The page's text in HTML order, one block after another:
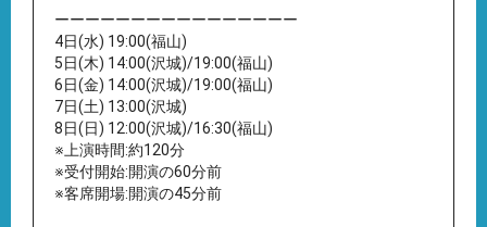
ーーーーーーーーーーーーーーーー
4日(水) 19:00(福山)
5日(木) 14:00(沢城)/19:00(福山)
6日(金) 14:00(沢城)/19:00(福山)
7日(土) 13:00(沢城)
8日(日) 12:00(沢城)/16:30(福山)
※上演時間:約120分
※受付開始:開演の60分前
※客席開場:開演の45分前